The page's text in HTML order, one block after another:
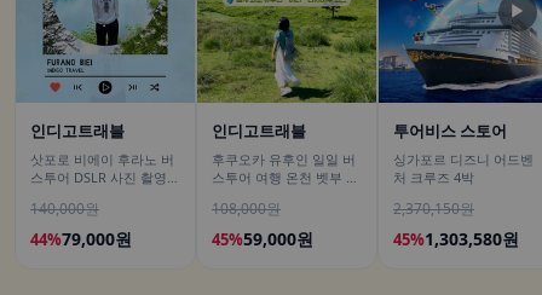
인디고트래블
삿포로 비에이 후라노 버
스투어 DSLR 사진 촬영
140,000원
44%79,000원
인디고트래블
후쿠오카 유후인 일일 버
스투어 여행 온천 벳부 유
108,000원
45%59,000원
투어비스 스토어
싱가포르 디즈니 어드벤
처 크루즈 4박
2,370,150원
45%1,303,580원
▶